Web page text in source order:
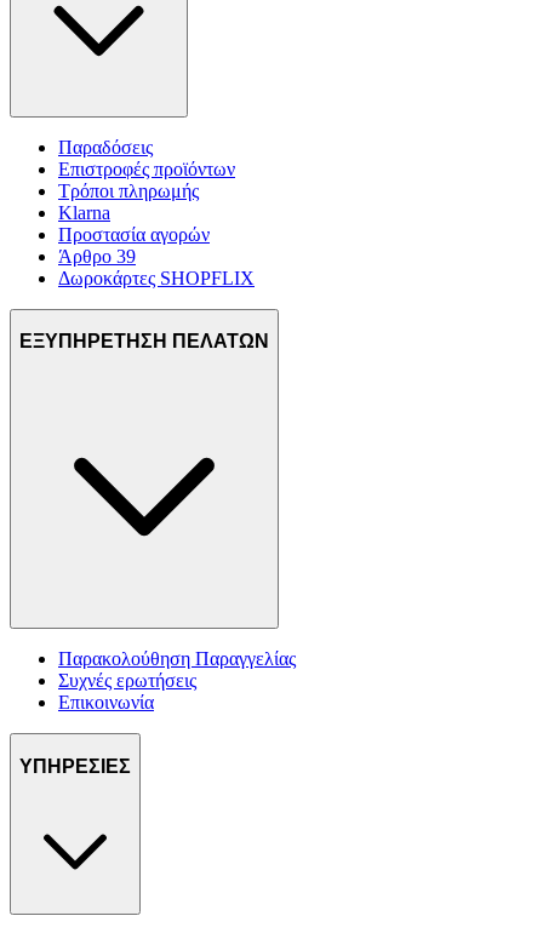
Παραδόσεις
Επιστροφές προϊόντων
Τρόποι πληρωμής
Klarna
Προστασία αγορών
Άρθρο 39
Δωροκάρτες SHOPFLIX
ΕΞΥΠΗΡΕΤΗΣΗ ΠΕΛΑΤΩΝ
Παρακολούθηση Παραγγελίας
Συχνές ερωτήσεις
Επικοινωνία
ΥΠΗΡΕΣΙΕΣ